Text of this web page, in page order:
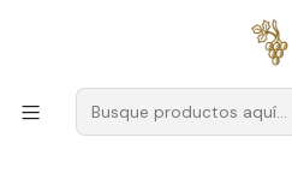
para pedidos
Productores Alentejo
Caladessa 2024 Alentejo Blanco